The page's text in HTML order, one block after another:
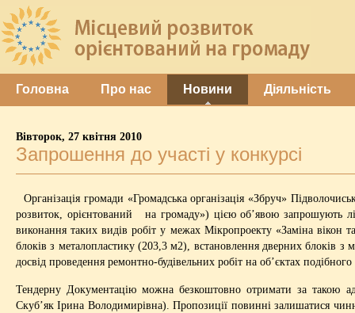
Головна Про нас Новини Діяльність
Вівторок, 27 квітня 2010
Запрошення до участі у конкурсі
Організація громади «Громадська організація «Збруч»
розвиток, орієнтований на громаду») цією об’явою запрошують
виконання таких видів робіт у межах Мікропроекту «Заміна вікон
блоків з металопластику (203,3 м2), встановлення дверних блоків
досвід проведення ремонтно-будівельних робіт на об’єктах
Тендерну Документацію можна безкоштовно отримати за такою
Скуб’як Ірина Володимирівна). Пропозиції повинні залишатися